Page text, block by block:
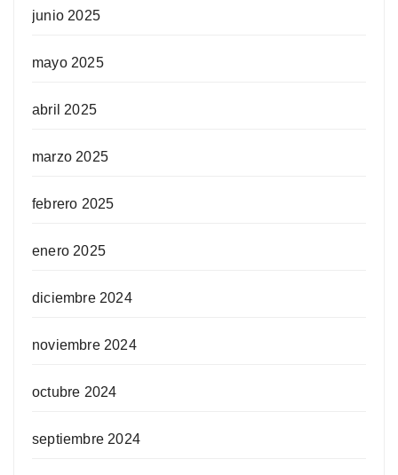
junio 2025
mayo 2025
abril 2025
marzo 2025
febrero 2025
enero 2025
diciembre 2024
noviembre 2024
octubre 2024
septiembre 2024